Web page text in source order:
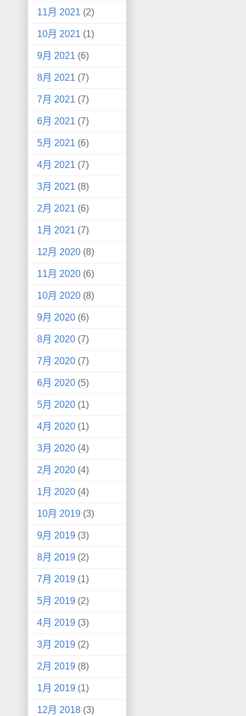
11月 2021 (2)
10月 2021 (1)
9月 2021 (6)
8月 2021 (7)
7月 2021 (7)
6月 2021 (7)
5月 2021 (6)
4月 2021 (7)
3月 2021 (8)
2月 2021 (6)
1月 2021 (7)
12月 2020 (8)
11月 2020 (6)
10月 2020 (8)
9月 2020 (6)
8月 2020 (7)
7月 2020 (7)
6月 2020 (5)
5月 2020 (1)
4月 2020 (1)
3月 2020 (4)
2月 2020 (4)
1月 2020 (4)
10月 2019 (3)
9月 2019 (3)
8月 2019 (2)
7月 2019 (1)
5月 2019 (2)
4月 2019 (3)
3月 2019 (2)
2月 2019 (8)
1月 2019 (1)
12月 2018 (3)